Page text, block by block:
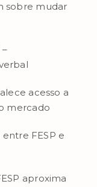
sobre mudar
acesso a
mercado
FESP e
aproxima